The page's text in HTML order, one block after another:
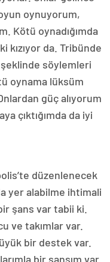
oynuyorum,
Kötü oynadığımda
kızıyor da. Tribünde
şeklinde söylemleri
oynama lüksüm
güç alıyorum
çıktığımda da iyi
düzenlenecek
yer alabilme ihtimali
şans var tabii ki.
ve takımlar var.
bir destek var.
bir şansım var.